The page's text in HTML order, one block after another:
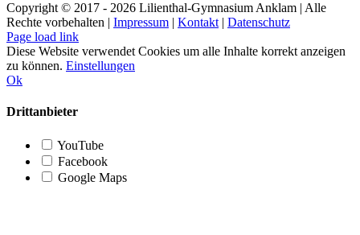
Copyright © 2017 - 2026 Lilienthal-Gymnasium Anklam | Alle
Rechte vorbehalten | Impressum | Kontakt | Datenschutz
Page load link
Diese Website verwendet Cookies um alle Inhalte korrekt anzeigen
zu können. Einstellungen
Ok
Drittanbieter
YouTube
Facebook
Google Maps